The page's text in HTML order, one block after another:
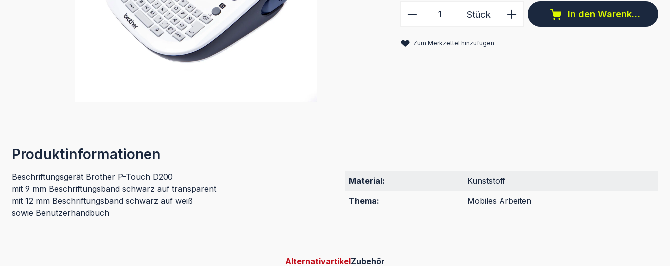
Produkt Anzahl: Gib den gewünschten Wert
Stück In den Warenkorb
Zum Merkzettel hinzufügen
Produktinformationen
Beschriftungsgerät Brother P-Touch D200
mit 9 mm Beschriftungsband schwarz auf transparent
mit 12 mm Beschriftungsband schwarz auf weiß
sowie Benutzerhandbuch
Material:
Kunststoff
Thema:
Mobiles Arbeiten
AlternativartikelZubehör